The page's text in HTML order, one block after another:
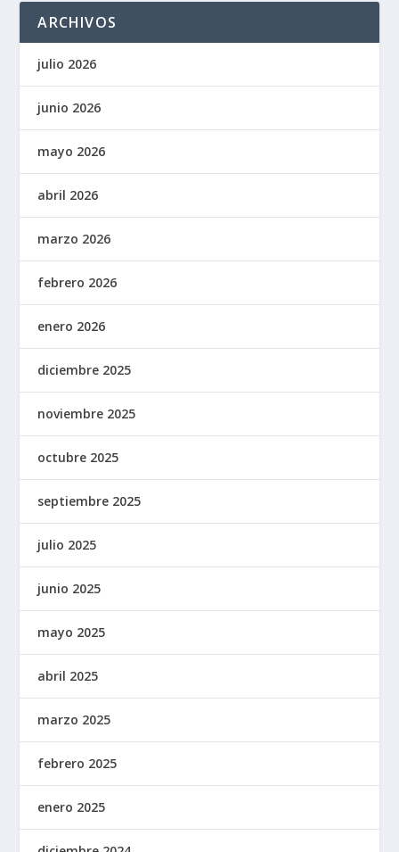
ARCHIVOS
julio 2026
junio 2026
mayo 2026
abril 2026
marzo 2026
febrero 2026
enero 2026
diciembre 2025
noviembre 2025
octubre 2025
septiembre 2025
julio 2025
junio 2025
mayo 2025
abril 2025
marzo 2025
febrero 2025
enero 2025